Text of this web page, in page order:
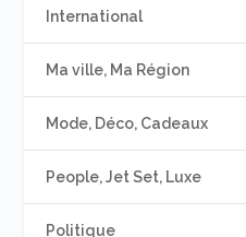
International
Ma ville, Ma Région
Mode, Déco, Cadeaux
People, Jet Set, Luxe
Politique